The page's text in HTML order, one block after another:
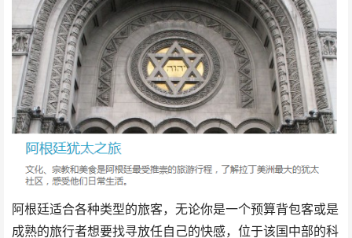
阿根廷适合各种类型的旅客，无论你是一个预算背包客或是
成熟的旅行者想要找寻放任自己的快感，位于该国中部的科
探索发现历史文化